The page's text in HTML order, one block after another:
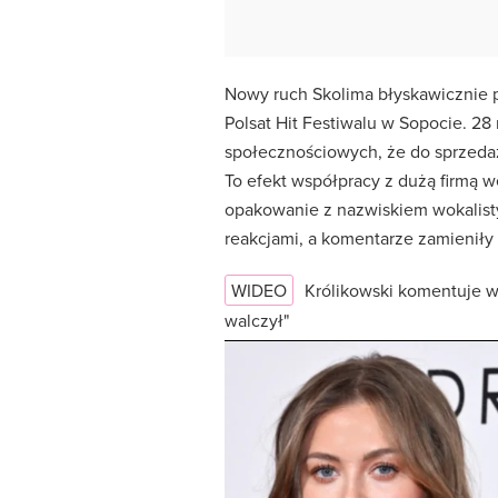
Nowy ruch Skolima
Polsat Hit Festiwalu w Sopocie.
społecznościowych, że do
To efekt współpracy z dużą firmą
opakowanie z nazwiskiem
reakcjami, a komentarze
WIDEO
Królikowski komentuje
walczył"